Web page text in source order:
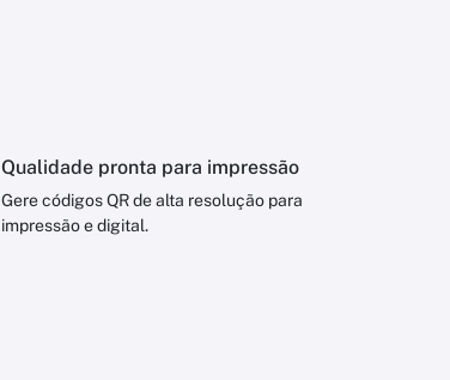
Qualidade pronta para impressão
Gere códigos QR de alta resolução para
impressão e digital.